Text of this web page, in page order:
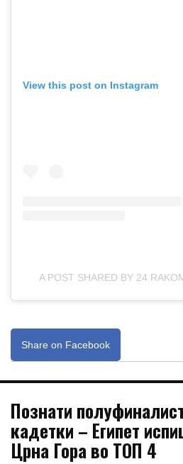
View this post on Instagram
A POST SHARED BY 24
Share on Facebook
Познати
кадетки – Египет
Црна Гора во ТОП 4